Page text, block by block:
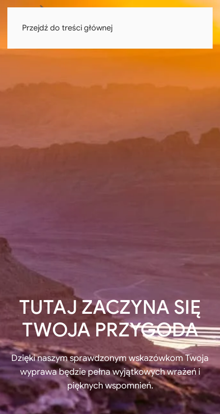
Przejdź do treści głównej
TUTAJ ZACZYNA SIĘ
TWOJA PRZYGODA
Dzięki naszym sprawdzonym wskazówkom Twoja
wyprawa będzie pełna wyjątkowych wrażeń i
pięknych wspomnień.